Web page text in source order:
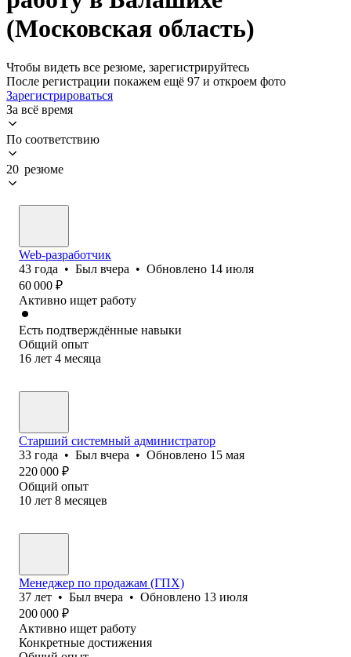
(Московская область)
Чтобы видеть все резюме, зарегистрируйтесь
После регистрации покажем ещё 97 и откроем фото
Зарегистрироваться
За всё время
По соответствию
20 резюме
Web-разработчик
43 года • Был вчера • Обновлено 14 июля
60 000 ₽
Активно ищет работу
Есть подтверждённые навыки
Общий опыт
16 лет 4 месяца
Старший системный администратор
33 года • Был вчера • Обновлено 15 мая
220 000 ₽
Общий опыт
10 лет 8 месяцев
Менеджер по продажам (ГПХ)
37 лет • Был вчера • Обновлено 13 июля
200 000 ₽
Активно ищет работу
Конкретные достижения